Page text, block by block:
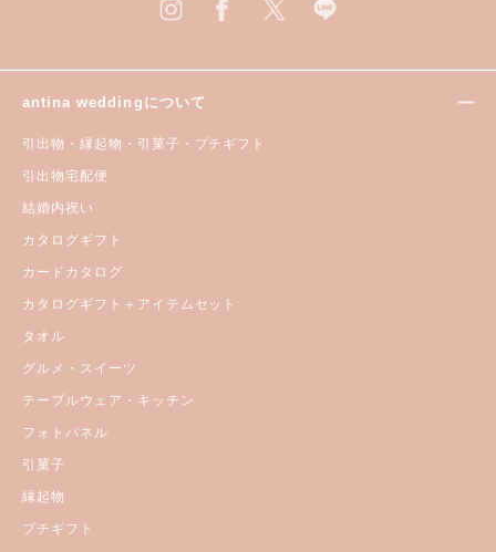
antina weddingについて
引出物・縁起物・引菓子・プチギフト
引出物宅配便
結婚内祝い
カタログギフト
カードカタログ
カタログギフト＋アイテムセット
タオル
グルメ・スイーツ
テーブルウェア・キッチン
フォトパネル
引菓子
縁起物
プチギフト